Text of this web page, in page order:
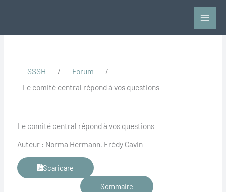
SSSH / Forum
/
Le comité central répond à vos questions
Le comité central répond à vos questions
Auteur : Norma Hermann, Frédy Cavin
Scaricare
Sommaire